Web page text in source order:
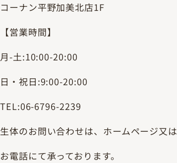
コーナン平野加美北店1F
【営業時間】
月-土:10:00-20:00
日・祝日:9:00-20:00
TEL:06-6796-2239
生体のお問い合わせは、ホームページ又は
お電話にて承っております。